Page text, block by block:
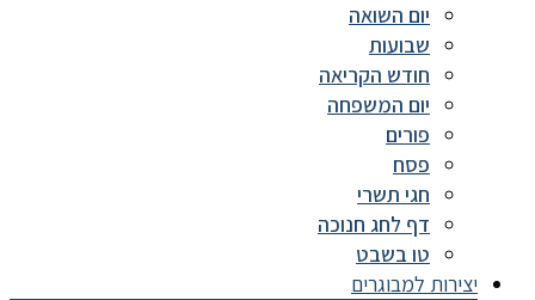
יום השואה
שבועות
חודש הקריאה
יום המשפחה
פורים
פסח
חגי תשרי
דף לחג חנוכה
טו בשבט
יצירות למבוגרים